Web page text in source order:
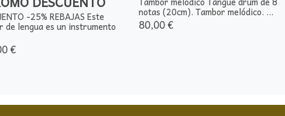
-25% REBAJAS Este
de lengua es un instrumento
€
notas (20cm). Tambor melódico. ...
80,00 €